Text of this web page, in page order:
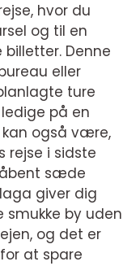
hvor du
og til en
Denne
eller
ture
på en
kan også være,
rejse i sidste
åbent sæde
giver dig
by uden
og det er
at spare